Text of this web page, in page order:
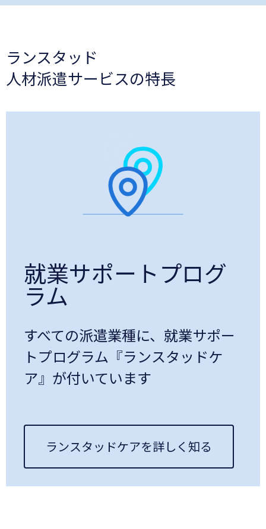
ランスタッド
人材派遣サービスの特長
就業サポートプログ
ラム
すべての派遣業種に、就業サポー
トプログラム『ランスタッドケ
ア』が付いています
ランスタッドケアを詳しく知る